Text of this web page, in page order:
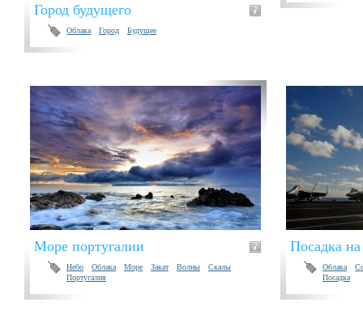
Город будущего
Облака Город Будущее
Море португалии
Небо Облака Море Закат Волны
Скалы
Португалия
Посадка
Облака
Посадка